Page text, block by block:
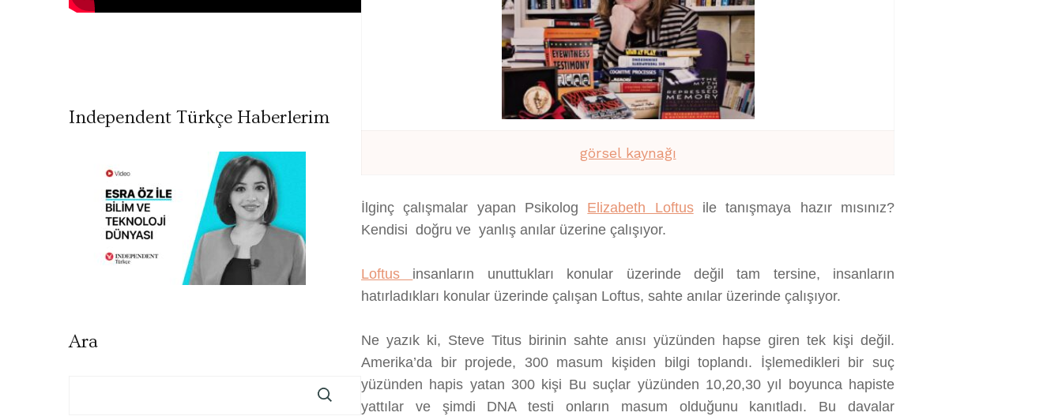
görsel kaynağı
İlginç çalışmalar yapan Psikolog Elizabeth Loftusile tanışmaya hazır mısınız?
Kendisi doğru ve yanlış anılar üzerine çalışıyor.
Loftus insanların unuttukları konular üzerinde değil tam tersine, insanların
hatırladıkları konular üzerinde çalışan Loftus, sahte anılar üzerinde çalışıyor.
Ne yazık ki, Steve Titus birinin sahte anısı yüzünden hapse giren tek kişi değil.
Amerika’da bir projede, 300 masum kişiden bilgi toplandı. İşlemedikleri bir suç
yüzünden hapis yatan 300 kişi Bu suçlar yüzünden 10,20,30 yıl boyunca hapiste
yattılar ve şimdi DNA testi onların masum olduğunu kanıtladı. Bu davalar
Independent Türkçe Haberlerim
Ara